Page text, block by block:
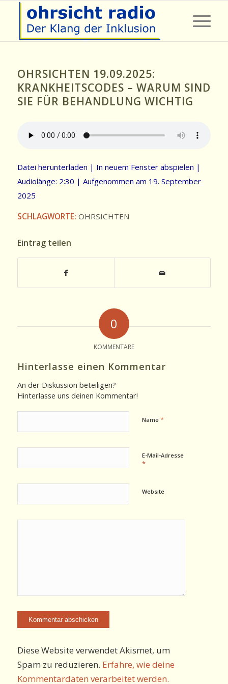
OHRSICHTEN 19.09.2025:
KRANKHEITSCODES – WARUM SIND
SIE FÜR BEHANDLUNG WICHTIG
Datei herunterladen | In neuem Fenster abspielen |
Audiolänge: 2:30 | Aufgenommen am 19. September
2025
SCHLAGWORTE: OHRSICHTEN
Eintrag teilen
0
KOMMENTARE
Hinterlasse einen Kommentar
An der Diskussion beteiligen?
Hinterlasse uns deinen Kommentar!
Name *
E-Mail-Adresse
*
Website
Diese Website verwendet Akismet, um
Spam zu reduzieren. Erfahre, wie deine
Kommentardaten verarbeitet werden.